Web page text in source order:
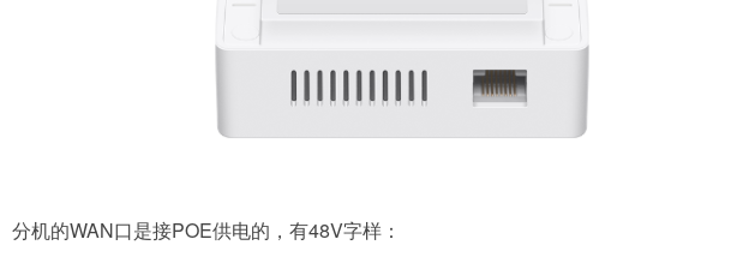
分机的WAN口是接POE供电的，有48V字样：